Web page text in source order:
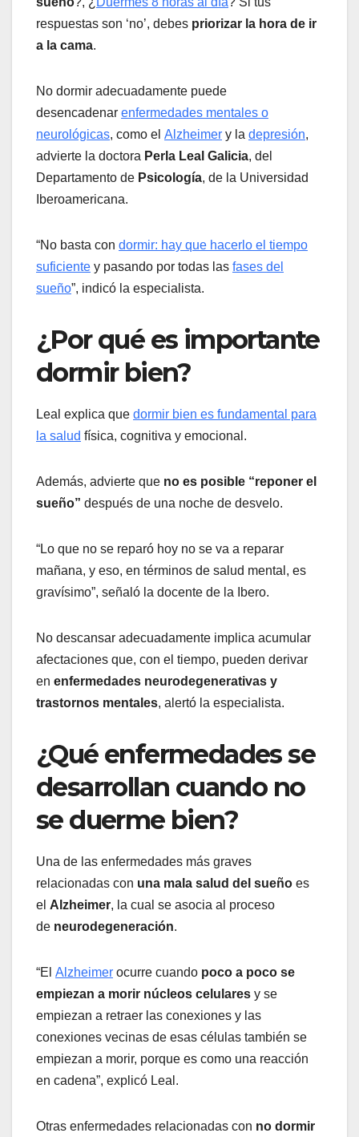
respuestas son ‘no’, debes priorizar la hora de ir
a la cama.
No dormir adecuadamente puede
desencadenar enfermedades mentales o
neurológicas, como el Alzheimer y la depresión,
advierte la doctora Perla Leal Galicia, del
Departamento de Psicología, de la Universidad
Iberoamericana.
“No basta con dormir: hay que hacerlo el tiempo
suficiente y pasando por todas las fases del
sueño”, indicó la especialista.
¿Por qué es importante
dormir bien?
Leal explica que dormir bien es fundamental para
la salud física, cognitiva y emocional.
Además, advierte que no es posible “reponer el
sueño” después de una noche de desvelo.
“Lo que no se reparó hoy no se va a reparar
mañana, y eso, en términos de salud mental, es
gravísimo”, señaló la docente de la Ibero.
No descansar adecuadamente implica acumular
afectaciones que, con el tiempo, pueden derivar
en enfermedades neurodegenerativas y
trastornos mentales, alertó la especialista.
¿Qué enfermedades se
desarrollan cuando no
se duerme bien?
Una de las enfermedades más graves
relacionadas con una mala salud del sueño es
el Alzheimer, la cual se asocia al proceso
de neurodegeneración.
“El Alzheimer ocurre cuando poco a poco se
empiezan a morir núcleos celulares y se
empiezan a retraer las conexiones y las
conexiones vecinas de esas células también se
empiezan a morir, porque es como una reacción
en cadena”, explicó Leal.
Otras enfermedades relacionadas con no dormir